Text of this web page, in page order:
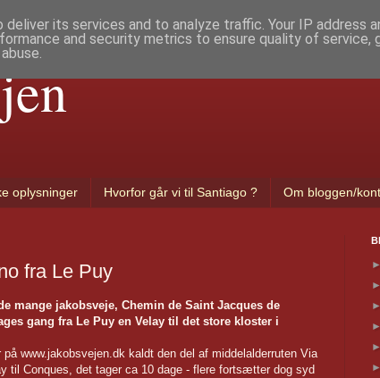
oplysninger Hvorfor går vi til Santiago ? Om bloggen/
fra Le Puy
mange jakobsveje, Chemin de Saint Jacques de
gang fra Le Puy en Velay til det store kloster i
www.jakobsvejen.dk kaldt den del af middelalderruten Via
til Conques, det tager ca 10 dage - flere fortsætter dog syd
►
►
►
►
►
►
its services and to analyze traffic. Your IP address
and security metrics to ensure quality of service,